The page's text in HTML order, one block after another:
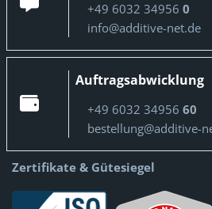
+49 6032 34956 0
info@additive-net.de
Auftragsabwicklung
+49 6032 34956 60
bestellung@additive-
Zertifikate & Gütesiegel